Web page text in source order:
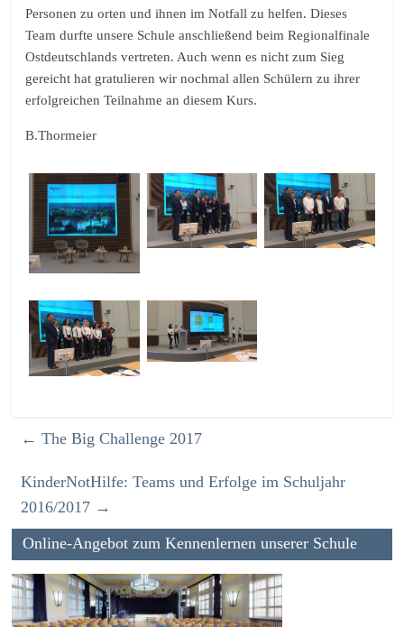
Personen zu orten und ihnen im Notfall zu helfen. Dieses
Team durfte unsere Schule anschließend beim Regionalfinale
Ostdeutschlands vertreten. Auch wenn es nicht zum Sieg
gereicht hat gratulieren wir nochmal allen Schülern zu ihrer
erfolgreichen Teilnahme an diesem Kurs.
B.Thormeier
← The Big Challenge 2017
KinderNotHilfe: Teams und Erfolge im Schuljahr
2016/2017 →
Online-Angebot zum Kennenlernen unserer Schule